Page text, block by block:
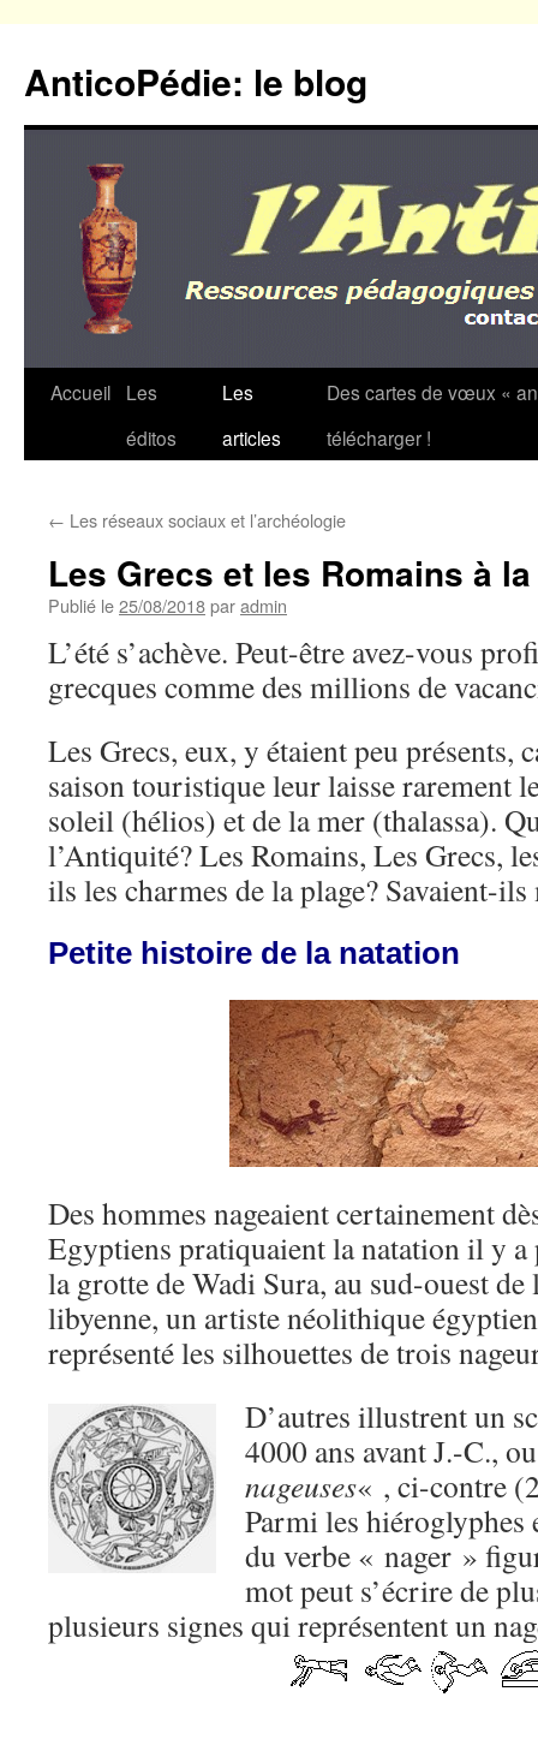
contenu
AnticoPédie: le blog
Accueil
Les
éditos
Les
articles
Des cartes de vœux «
télécharger !
← Les réseaux sociaux et l’archéologie
Les Grecs et les Romains à
Publié le25/08/2018paradmin
L’été s’achève. Peut-être avez-vous
grecques comme des millions de
Les Grecs, eux, y étaient peu présents,
saison touristique leur laisse rarement
soleil (hélios) et de la mer (thalassa).
l’Antiquité? Les Romains, Les Grecs,
ils les charmes de la plage? Savaient-ils
Petite histoire de la natation
Des hommes nageaient certainement
Egyptiens pratiquaient la natation il y a
la grotte de Wadi Sura, au sud-ouest
libyenne, un artiste néolithique
représenté les silhouettes de trois
D’autres illustrent un
4000 ans avant J.-C.,
nageuses« , ci-contre
Parmi les hiéroglyphes
du verbe « nager »
mot peut s’écrire de
plusieurs signes qui représentent un